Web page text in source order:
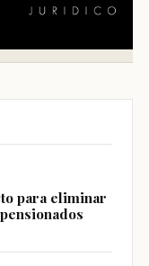
para eliminar